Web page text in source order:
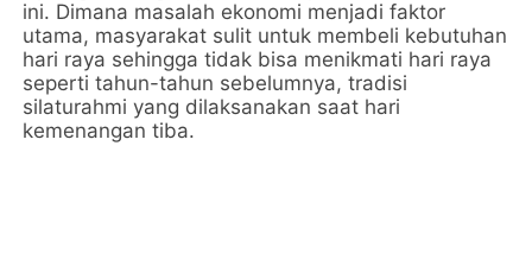
ini. Dimana masalah ekonomi menjadi faktor
utama, masyarakat sulit untuk membeli kebutuhan
hari raya sehingga tidak bisa menikmati hari raya
seperti tahun-tahun sebelumnya, tradisi
silaturahmi yang dilaksanakan saat hari
kemenangan tiba.